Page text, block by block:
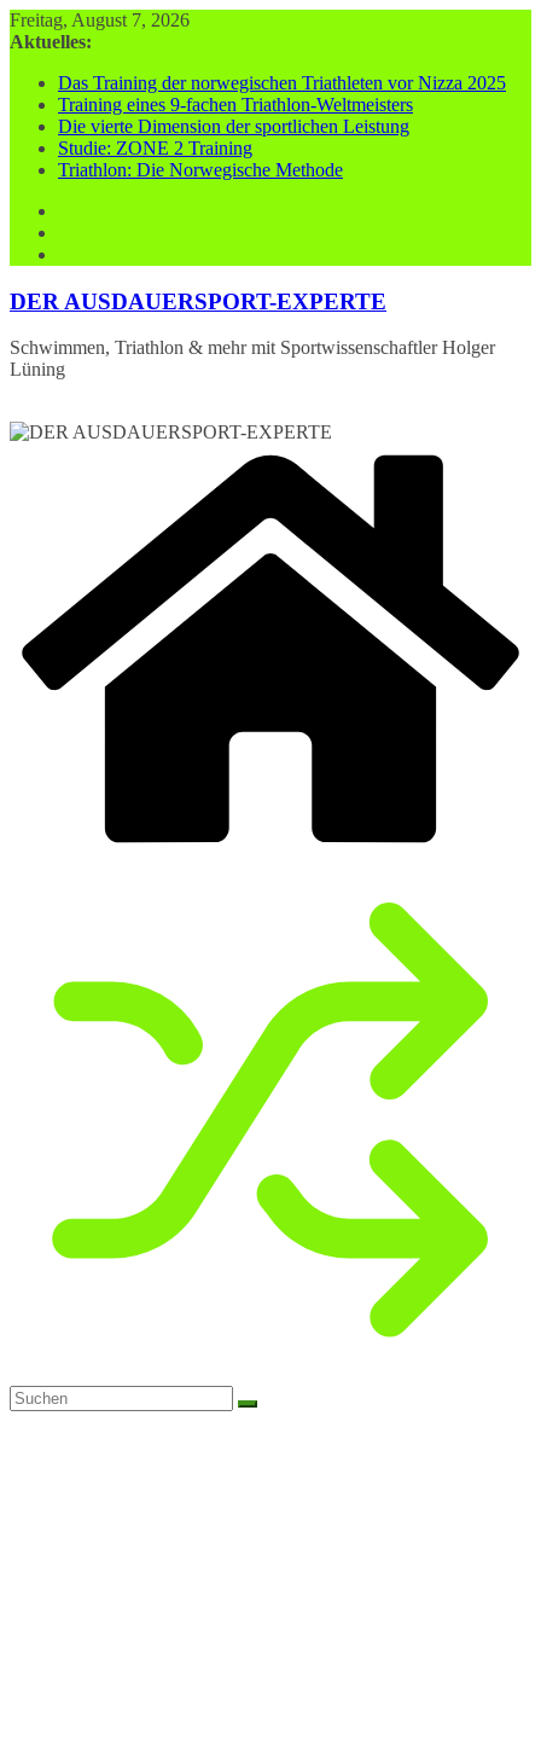
Zum
Inhalt
Freitag, August 7, 2026
Aktuelles:
Das Training der norwegischen Triathleten vor Nizza 2025
Training eines 9-fachen Triathlon-Weltmeisters
Die vierte Dimension der sportlichen Leistung
Studie: ZONE 2 Training
Triathlon: Die Norwegische Methode
DER AUSDAUERSPORT-EXPERTE
Schwimmen, Triathlon & mehr mit Sportwissenschaftler Holger
Lüning